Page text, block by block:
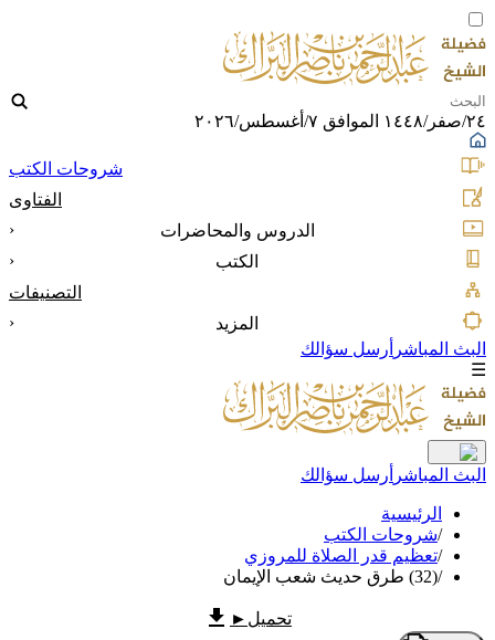
٢٤/صفر/١٤٤٨ الموافق ٧/أغسطس/٢٠٢٦
شروحات الكتب
الفتاوى
الدروس والمحاضرات
‹
الكتب
‹
التصنيفات
المزيد
‹
البث المباشر أرسل سؤالك
☰
البث المباشر أرسل سؤالك
الرئيسية
/شروحات الكتب
/تعظيم قدر الصلاة للمروزي
/(32) ‌‌طرق حديث شعب الإيمان
تحميل ►